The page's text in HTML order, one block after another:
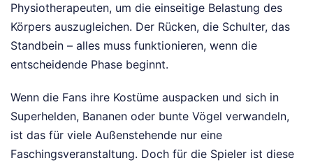
Physiotherapeuten, um die einseitige Belastung des
Körpers auszugleichen. Der Rücken, die Schulter, das
Standbein – alles muss funktionieren, wenn die
entscheidende Phase beginnt.
Wenn die Fans ihre Kostüme auspacken und sich in
Superhelden, Bananen oder bunte Vögel verwandeln,
ist das für viele Außenstehende nur eine
Faschingsveranstaltung. Doch für die Spieler ist diese